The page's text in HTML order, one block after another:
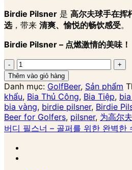
Birdie Pilsner 是 高尔夫球手在挥
选，带来 清爽、愉悦的畅饮感受。
Birdie Pilsner – 点燃激情的美味！
Birdie
Pilsner
số
lượng
Thêm vào giỏ hàng
Danh mục: GolfBeer, Sản phẩm
khẩu, Bia Thủ Công, Bia Tiệp,
bia vàng, birdie pilsner, Birdie
Beer for Golfers, pilsner, 为高尔
버디 필스너 – 골퍼를 위한 완벽한